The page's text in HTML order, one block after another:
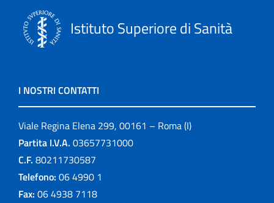
Istituto Superiore di Sanità
I NOSTRI CONTATTI
Viale Regina Elena 299, 00161 – Roma (I)
Partita I.V.A. 03657731000
C.F. 80211730587
Telefono: 06 4990 1
Fax: 06 4938 7118